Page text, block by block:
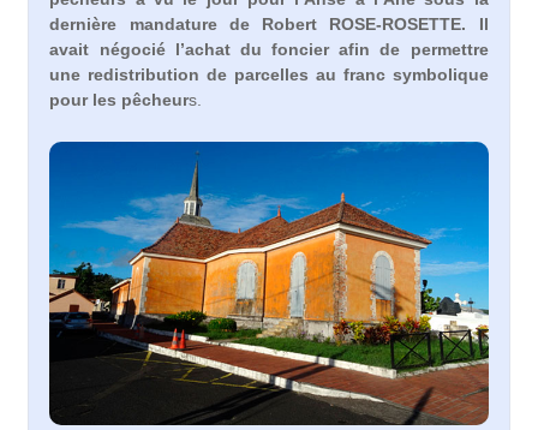
dernière mandature de Robert ROSE-ROSETTE. Il
avait négocié l’achat du foncier afin de permettre
une redistribution de parcelles au franc symbolique
pour les pêcheurs.